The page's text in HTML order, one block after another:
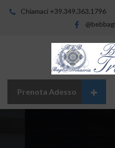
Chiamaci +39.349.363.1796
Prenota Adesso